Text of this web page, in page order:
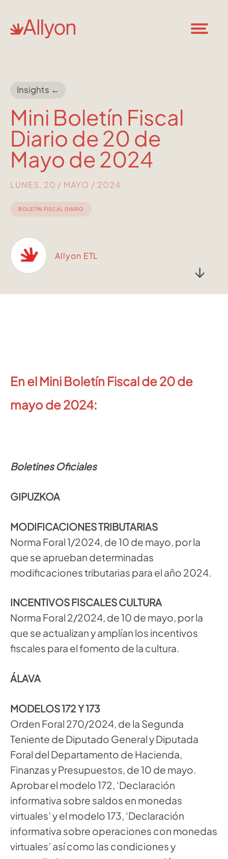
↓
Insights ←
Mini Boletín Fiscal
Diario de 20 de
Mayo de 2024
LUNES, 20 / MAYO / 2024
BOLETÍN FISCAL DIARIO
Allyon ETL
En el Mini Boletín Fiscal de 20 de
mayo de 2024:
Boletines Oficiales
GIPUZKOA
MODIFICACIONES TRIBUTARIAS
Norma Foral 1/2024, de 10 de mayo, por la
que se aprueban determinadas
modificaciones tributarias para el año 2024.
INCENTIVOS FISCALES CULTURA
Norma Foral 2/2024, de 10 de mayo, por la
que se actualizan y amplían los incentivos
fiscales para el fomento de la cultura.
ÁLAVA
MODELOS 172 Y 173
Orden Foral 270/2024, de la Segunda
Teniente de Diputado General y Diputada
Foral del Departamento de Hacienda,
Finanzas y Presupuestos, de 10 de mayo.
Aprobar el modelo 172, ‘Declaración
informativa sobre saldos en monedas
virtuales’ y el modelo 173, ‘Declaración
informativa sobre operaciones con monedas
virtuales’ así como las condiciones y